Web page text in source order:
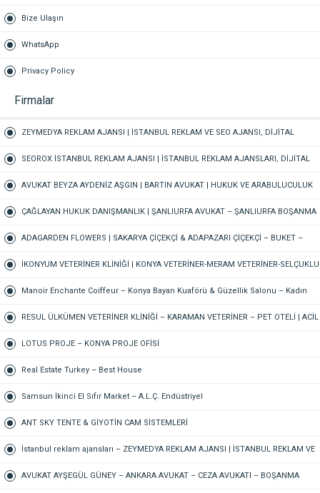
Bize Ulaşın
WhatsApp
Privacy Policy
Firmalar
ZEYMEDYA REKLAM AJANSI | İSTANBUL REKLAM VE SEO AJANSI, DİJİTAL
PAZARLAMA AJANSI, SOSYAL MEDYA AJANSI, 360 REKLAM
SEOROX İSTANBUL REKLAM AJANSI | İSTANBUL REKLAM AJANSLARI, DİJİTAL
PAZARLAMA AJANSI, SEO AJANSI & SOSYAL MEDYA AJANSI
AVUKAT BEYZA AYDENİZ AŞGIN | BARTIN AVUKAT | HUKUK VE ARABULUCULUK
BÜROSU – AİLE, CEZA, İŞ HUKUKU, BOŞANMA AVUKATI
ÇAĞLAYAN HUKUK DANIŞMANLIK | ŞANLIURFA AVUKAT – ŞANLIURFA BOŞANMA
AVUKATI ŞANLIURFA TAZMİNAT AVUKATI ŞANLIURFA CEZA AVUKATI
ADAGARDEN FLOWERS | SAKARYA ÇİÇEKÇİ & ADAPAZARI ÇİÇEKÇİ – BUKET –
GELİN ÇİÇEĞİ – DÜĞÜN-NİŞAN – ORGANİZASYON – ONLINE SİPARİŞ
İKONYUM VETERİNER KLİNİĞİ | KONYA VETERİNER-MERAM VETERİNER-SELÇUKLU
VETERİNER-KARATAY | ACİL-7/24 NÖBETÇİ VETERİNER KLİNİĞİ
Manoir Enchante Coiffeur – Konya Bayan Kuaförü & Güzellik Salonu – Kadın
Kuaförü – Meram Kuaför – Bayan Kuaförü – Konya Kuaför
RESUL ÜLKÜMEN VETERİNER KLİNİĞİ – KARAMAN VETERİNER – PET OTELİ | ACİL
VETERİNER – 7/24 AÇIK NÖBETÇİ VETERİNER KLİNİĞİ
LOTUS PROJE – KONYA PROJE OFİSİ
Real Estate Turkey – Best House
Samsun İkinci El Sıfır Market – A.L.Ç. Endüstriyel
ANT SKY TENTE & GİYOTİN CAM SİSTEMLERİ
İstanbul reklam ajansları – ZEYMEDYA REKLAM AJANSI | İSTANBUL REKLAM VE
SEO AJANSI, DİJİTAL PAZARLAMA AJANSI, SOSYAL MEDYA AJANSI, 360
AVUKAT AYŞEGÜL GÜNEY – ANKARA AVUKAT – CEZA AVUKATI – BOŞANMA